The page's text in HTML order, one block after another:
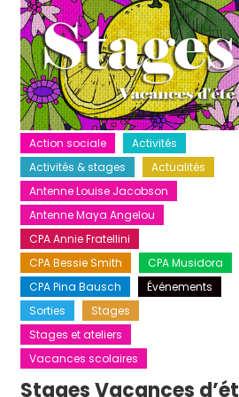
Action sociale
Activités
Activités & stages
Actualités
Antenne Louise Jacobson
Antenne Maya Angelou
CPA Annie Fratellini
CPA Bessie Smith
CPA Musidora
CPA Pina Bausch
Événements
Sorties
Stages
Stages et ateliers
Vacances scolaires
Stages Vacances